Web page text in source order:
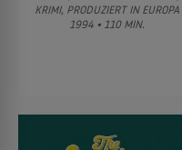
KRIMI, PRODUZIERT IN EUROPA
1994 • 110 MIN.